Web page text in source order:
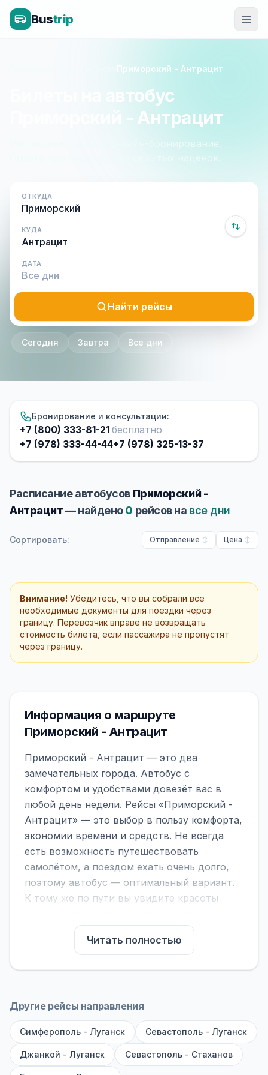
Bustrip
Приморский - Антрацит
Билеты на автобус
Приморский - Антрацит
Расписание, цены и онлайн-бронирование.
Оплата при посадке, без скрытых наценок.
ОТКУДА
КУДА
ДАТА
Найти рейсы
Сегодня Завтра Все дни
Бронирование и консультации:
+7 (800) 333-81-21 бесплатно
+7 (978) 333-44-44+7 (978) 325-13-37
Расписание автобусов Приморский -
Антрацит— найдено0 рейсов на все дни
Сортировать: Отправление Цена
Внимание! Убедитесь, что вы собрали все
необходимые документы для поездки через
границу. Перевозчик вправе не возвращать
стоимость билета, если пассажира не пропустят
через границу.
Информация о маршруте
Приморский - Антрацит
Приморский - Антрацит — это два
замечательных города. Автобус с
комфортом и удобствами довезёт вас в
любой день недели. Рейсы «Приморский -
Антрацит» — это выбор в пользу комфорта,
экономии времени и средств. Не всегда
есть возможность путешествовать
самолётом, а поездом ехать очень долго,
поэтому автобус — оптимальный вариант.
К тому же по пути вы увидите красоты
На нашем сайте вы можете найти
расписание автобусов Приморский -
Антрацит, сравнить рейсы и выбрать
обратите внимание на микроавтобусы (8–18
большие автобусы (от 40 мест): у них лучше
подвеска и дорога ощущается меньше.
Читать полностью
Другие рейсы направления
Симферополь - Луганск Севастополь - Луганск
Джанкой - Луганск Севастополь - Стаханов